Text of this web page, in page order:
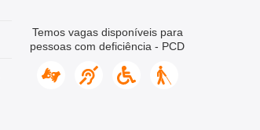
Temos vagas disponíveis para
pessoas com deficiência - PCD